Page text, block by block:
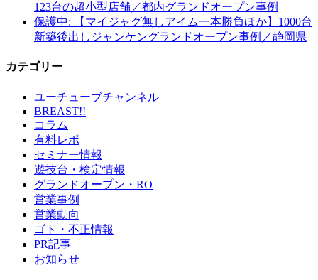
123台の超小型店舗／都内グランドオープン事例
保護中: 【マイジャグ無しアイム一本勝負ほか】1000台
新築後出しジャンケングランドオープン事例／静岡県
カテゴリー
ユーチューブチャンネル
BREAST!!
コラム
有料レポ
セミナー情報
遊技台・検定情報
グランドオープン・RO
営業事例
営業動向
ゴト・不正情報
PR記事
お知らせ